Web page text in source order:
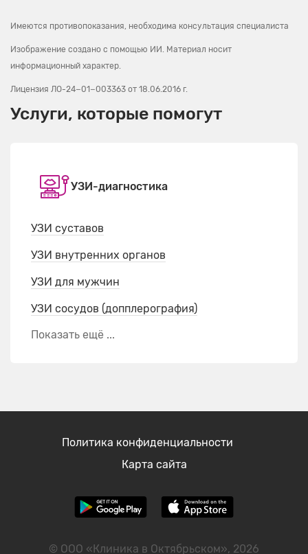
Имеются противопоказания, необходима консультация специалиста
Изображение создано с помощью ИИ. Материал носит
информационный характер.
Лицензия ЛО-24−01−003363 от 18.06.2016 г.
Услуги, которые помогут
УЗИ-диагностика
УЗИ суставов
УЗИ внутренних органов
УЗИ для мужчин
УЗИ сосудов (допплерография)
Показать ещё ...
© ООО «Клиника в Октябрьском», 2026
Политика конфиденциальности
Карта сайта